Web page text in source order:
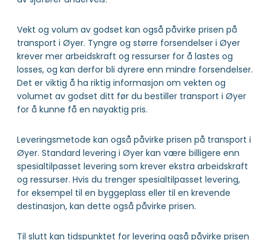
Vekt og volum av godset kan også påvirke prisen på
transport i Øyer. Tyngre og større forsendelser i Øyer
krever mer arbeidskraft og ressurser for å lastes og
losses, og kan derfor bli dyrere enn mindre forsendelser.
Det er viktig å ha riktig informasjon om vekten og
volumet av godset ditt før du bestiller transport i Øyer
for å kunne få en nøyaktig pris.
Leveringsmetode kan også påvirke prisen på transport i
Øyer. Standard levering i Øyer kan være billigere enn
spesialtilpasset levering som krever ekstra arbeidskraft
og ressurser. Hvis du trenger spesialtilpasset levering,
for eksempel til en byggeplass eller til en krevende
destinasjon, kan dette også påvirke prisen.
Til slutt kan tidspunktet for levering også påvirke prisen